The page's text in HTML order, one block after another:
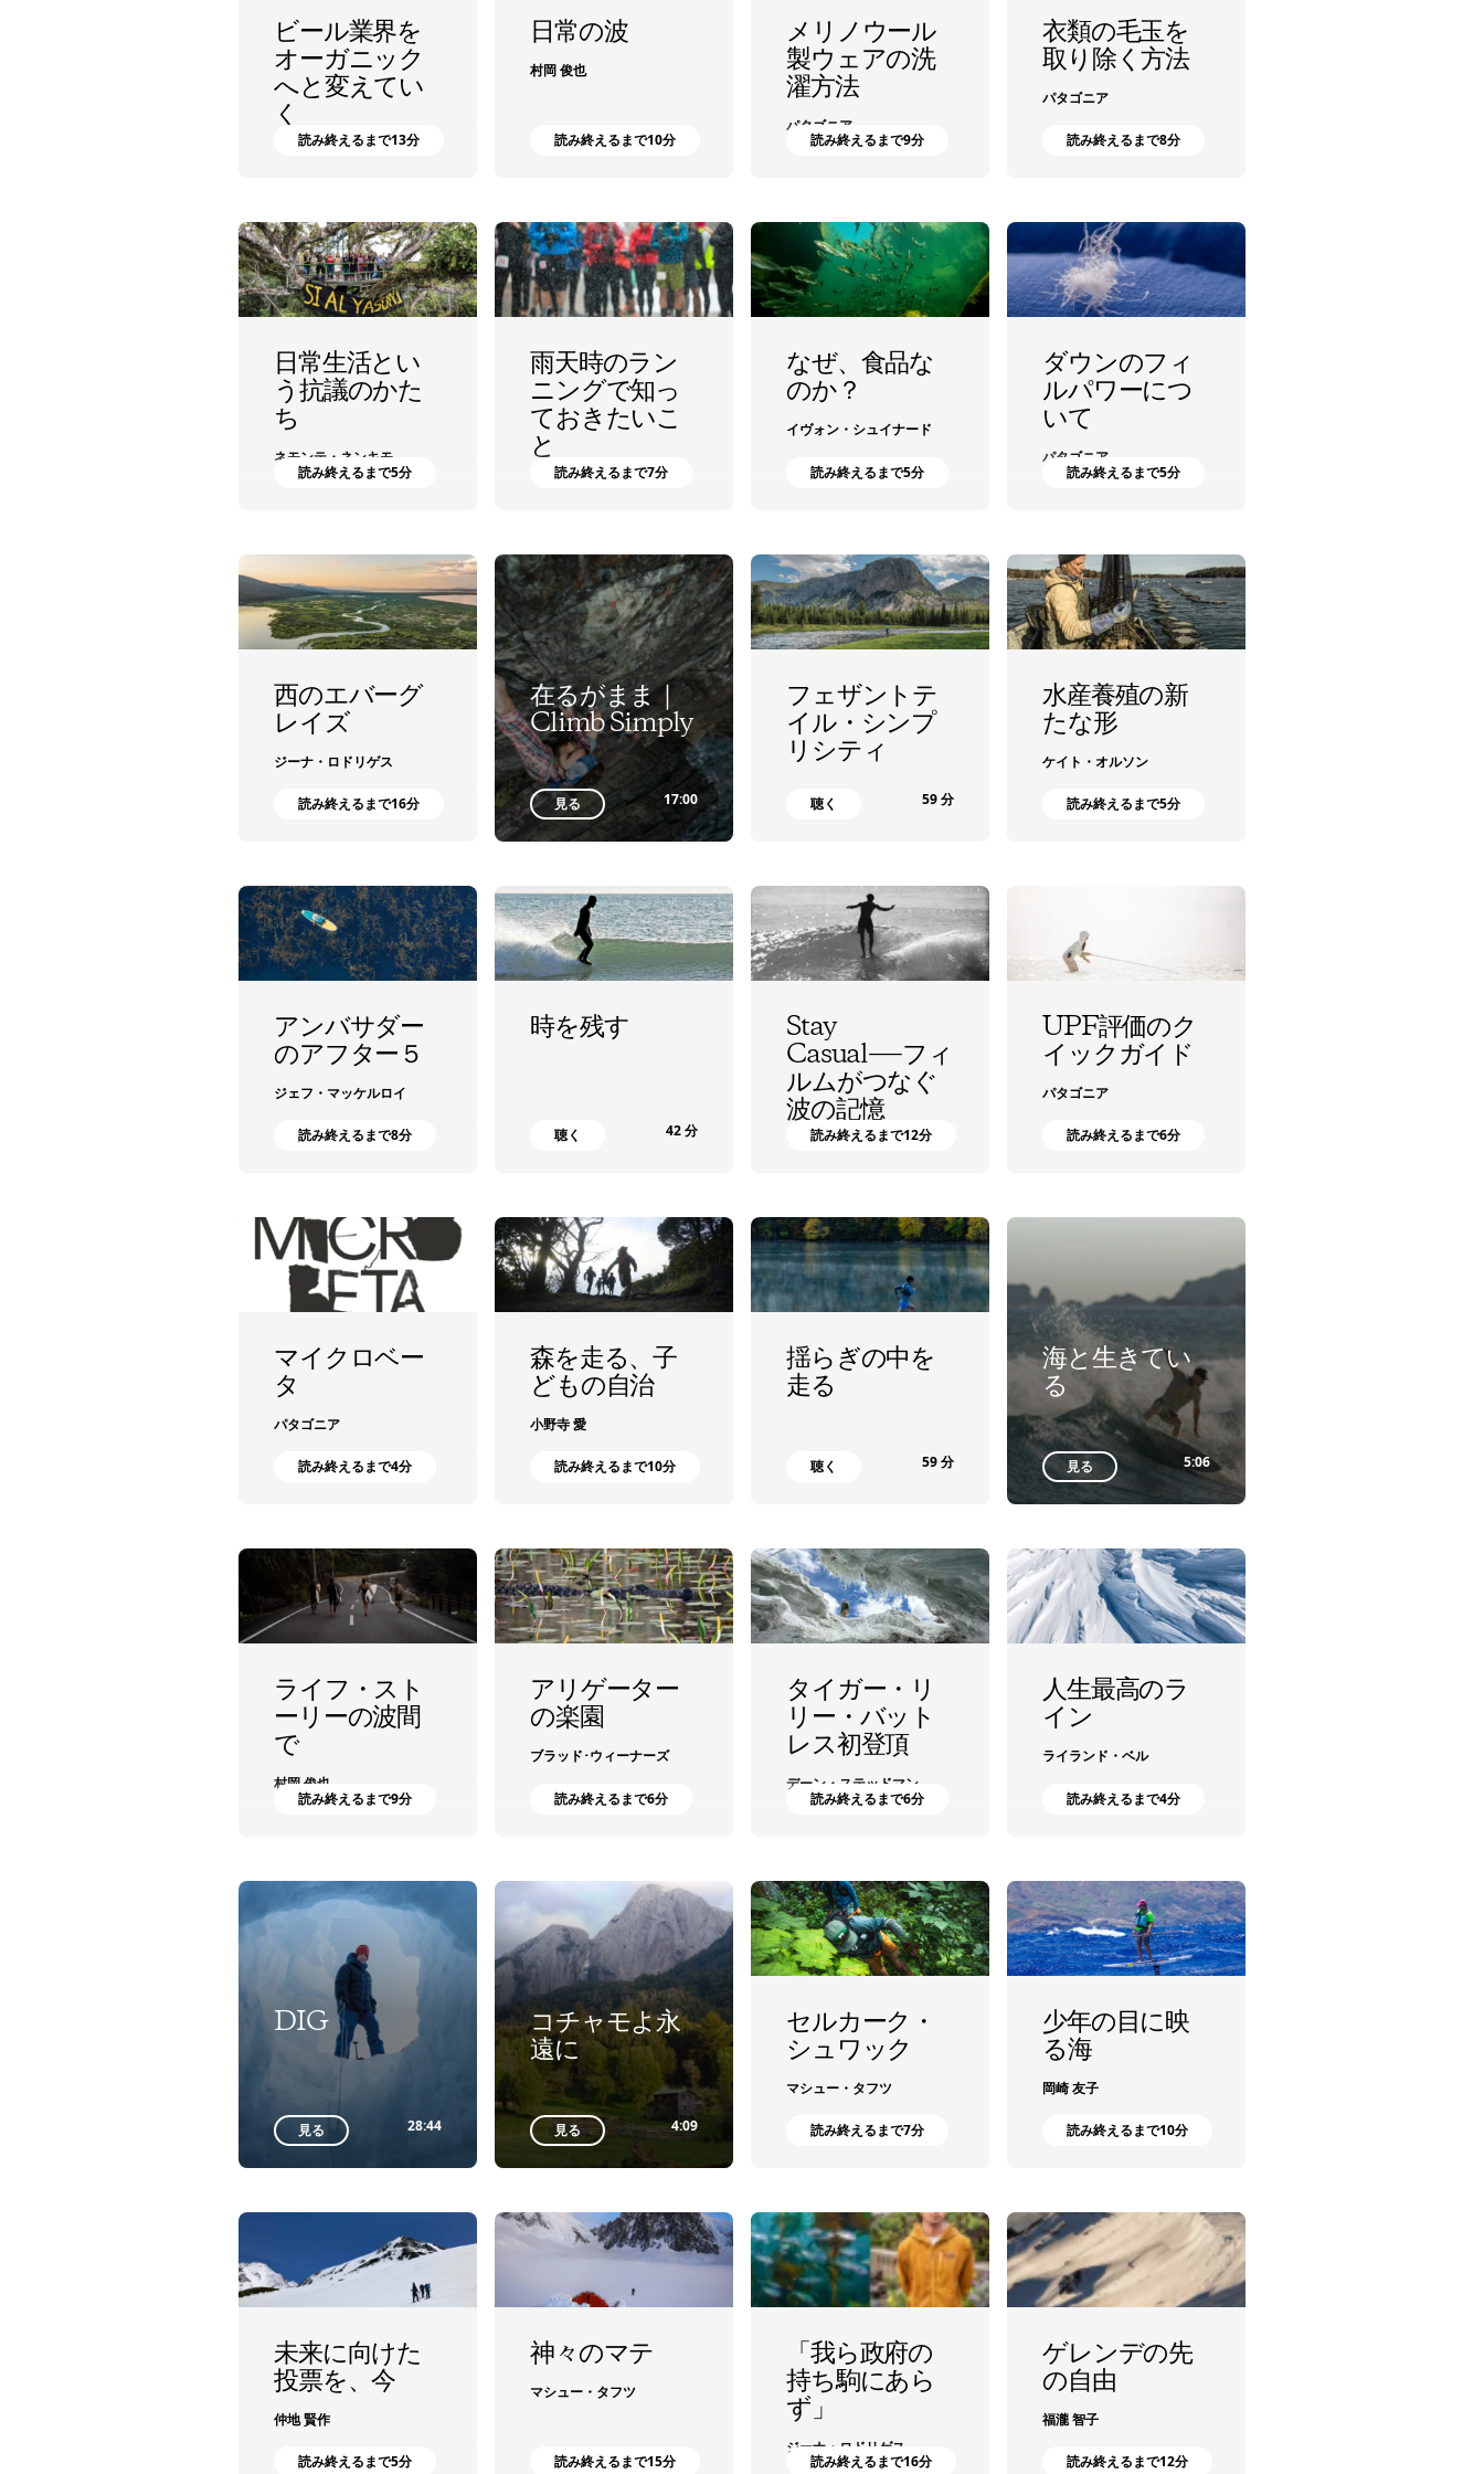
ビール業界を
オーガニック
へと変えてい
く
パタゴニア プロビジョンズ
読み終えるまで13分
日常の波
村岡 俊也
読み終えるまで10分
メリノウール
製ウェアの洗
濯方法
パタゴニア
読み終えるまで9分
衣類の毛玉を
取り除く方法
パタゴニア
読み終えるまで8分
日常生活とい
う抗議のかた
ち
ネモンテ・ネンキモ
読み終えるまで5分
雨天時のラン
ニングで知っ
ておきたいこ
と
アリエラ・カーペンター
読み終えるまで7分
なぜ、食品な
のか？
イヴォン・シュイナード
読み終えるまで5分
ダウンのフィ
ルパワーにつ
いて
パタゴニア
読み終えるまで5分
西のエバーグ
レイズ
ジーナ・ロドリゲス
読み終えるまで16分
在るがまま｜
Climb Simply
見る 17:00
フェザントテ
イル・シンプ
リシティ
聴く 59 分
水産養殖の新
たな形
ケイト・オルソン
読み終えるまで5分
アンバサダー
のアフター５
ジェフ・マッケルロイ
読み終えるまで8分
時を残す
聴く 42 分
Stay
Casual―フィ
ルムがつなぐ
波の記憶
冨田 隆
読み終えるまで12分
UPF評価のク
イックガイド
パタゴニア
読み終えるまで6分
マイクロベー
タ
パタゴニア
読み終えるまで4分
森を走る、子
どもの自治
小野寺 愛
読み終えるまで10分
揺らぎの中を
走る
聴く 59 分
海と生きてい
る
見る 5:06
ライフ・スト
ーリーの波間
で
村岡 俊也
読み終えるまで9分
アリゲーター
の楽園
ブラッド･ウィーナーズ
読み終えるまで6分
タイガー・リ
リー・バット
レス初登頂
デーン・ステッドマン
読み終えるまで6分
人生最高のラ
イン
ライランド・ベル
読み終えるまで4分
DIG
見る 28:44
コチャモよ永
遠に
見る 4:09
セルカーク・
シュワック
マシュー・タフツ
読み終えるまで7分
少年の目に映
る海
岡崎 友子
読み終えるまで10分
未来に向けた
投票を、今
仲地 賢作
読み終えるまで5分
神々のマテ
マシュー・タフツ
読み終えるまで15分
「我ら政府の
持ち駒にあら
ず」
ジーナ・ロドリゲス
読み終えるまで16分
ゲレンデの先
の自由
福瀧 智子
読み終えるまで12分